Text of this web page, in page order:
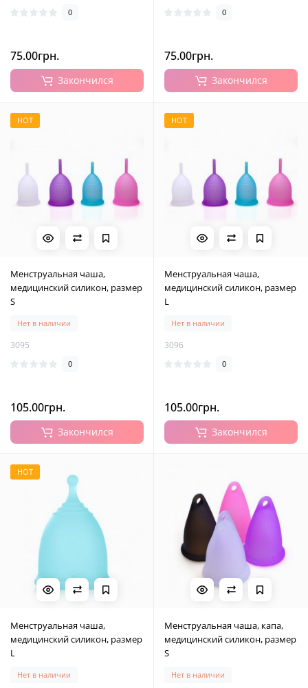
0
75.00грн.
Закончился
0
75.00грн.
Закончился
HOT
Менструальная чаша,
медицинский силикон, размер
S
Нет в наличии
3095
0
105.00грн.
Закончился
HOT
Менструальная чаша,
медицинский силикон, размер
L
Нет в наличии
3096
0
105.00грн.
Закончился
HOT
Менструальная чаша,
медицинский силикон, размер
L
Нет в наличии
Менструальная чаша, капа,
медицинский силикон, размер
S
Нет в наличии